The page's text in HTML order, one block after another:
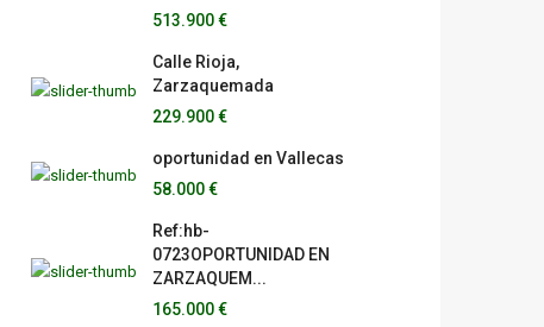
513.900 €
Calle Rioja,
Zarzaquemada
229.900 €
oportunidad en Vallecas
58.000 €
Ref:hb-
0723OPORTUNIDAD EN
ZARZAQUEM...
165.000 €